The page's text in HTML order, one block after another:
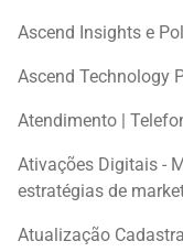
Ascend Insights e
Ascend Technology
Atendimento |
Ativações Digitais -
estratégias de
Atualização